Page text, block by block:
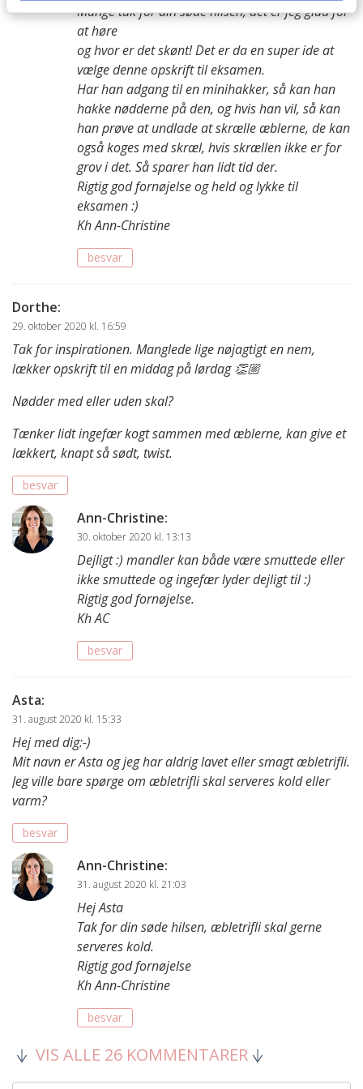
Mange tak for din søde hilsen, det er jeg glad for
at høre
og hvor er det skønt! Det er da en super ide at
vælge denne opskrift til eksamen.
Har han adgang til en minihakker, så kan han
hakke nødderne på den, og hvis han vil, så kan
han prøve at undlade at skrælle æblerne, de kan
også koges med skræl, hvis skrællen ikke er for
grov i det. Så sparer han lidt tid der.
Rigtig god fornøjelse og held og lykke til
eksamen :)
Kh Ann-Christine
besvar
Dorthe:
29. oktober 2020 kl. 16:59
Tak for inspirationen. Manglede lige nøjagtigt en nem,
lækker opskrift til en middag på lørdag 👏🏼
Nødder med eller uden skal?
Tænker lidt ingefær kogt sammen med æblerne, kan give et
lækkert, knapt så sødt, twist.
besvar
Ann-Christine:
30. oktober 2020 kl. 13:13
Dejligt :) mandler kan både være smuttede eller
ikke smuttede og ingefær lyder dejligt til :)
Rigtig god fornøjelse.
Kh AC
besvar
Asta:
31. august 2020 kl. 15:33
Hej med dig:-)
Mit navn er Asta og jeg har aldrig lavet eller smagt æbletrifli.
Jeg ville bare spørge om æbletrifli skal serveres kold eller
varm?
besvar
Ann-Christine:
31. august 2020 kl. 21:03
Hej Asta
Tak for din søde hilsen, æbletrifli skal gerne
serveres kold.
Rigtig god fornøjelse
Kh Ann-Christine
besvar
VIS ALLE 26 KOMMENTARER